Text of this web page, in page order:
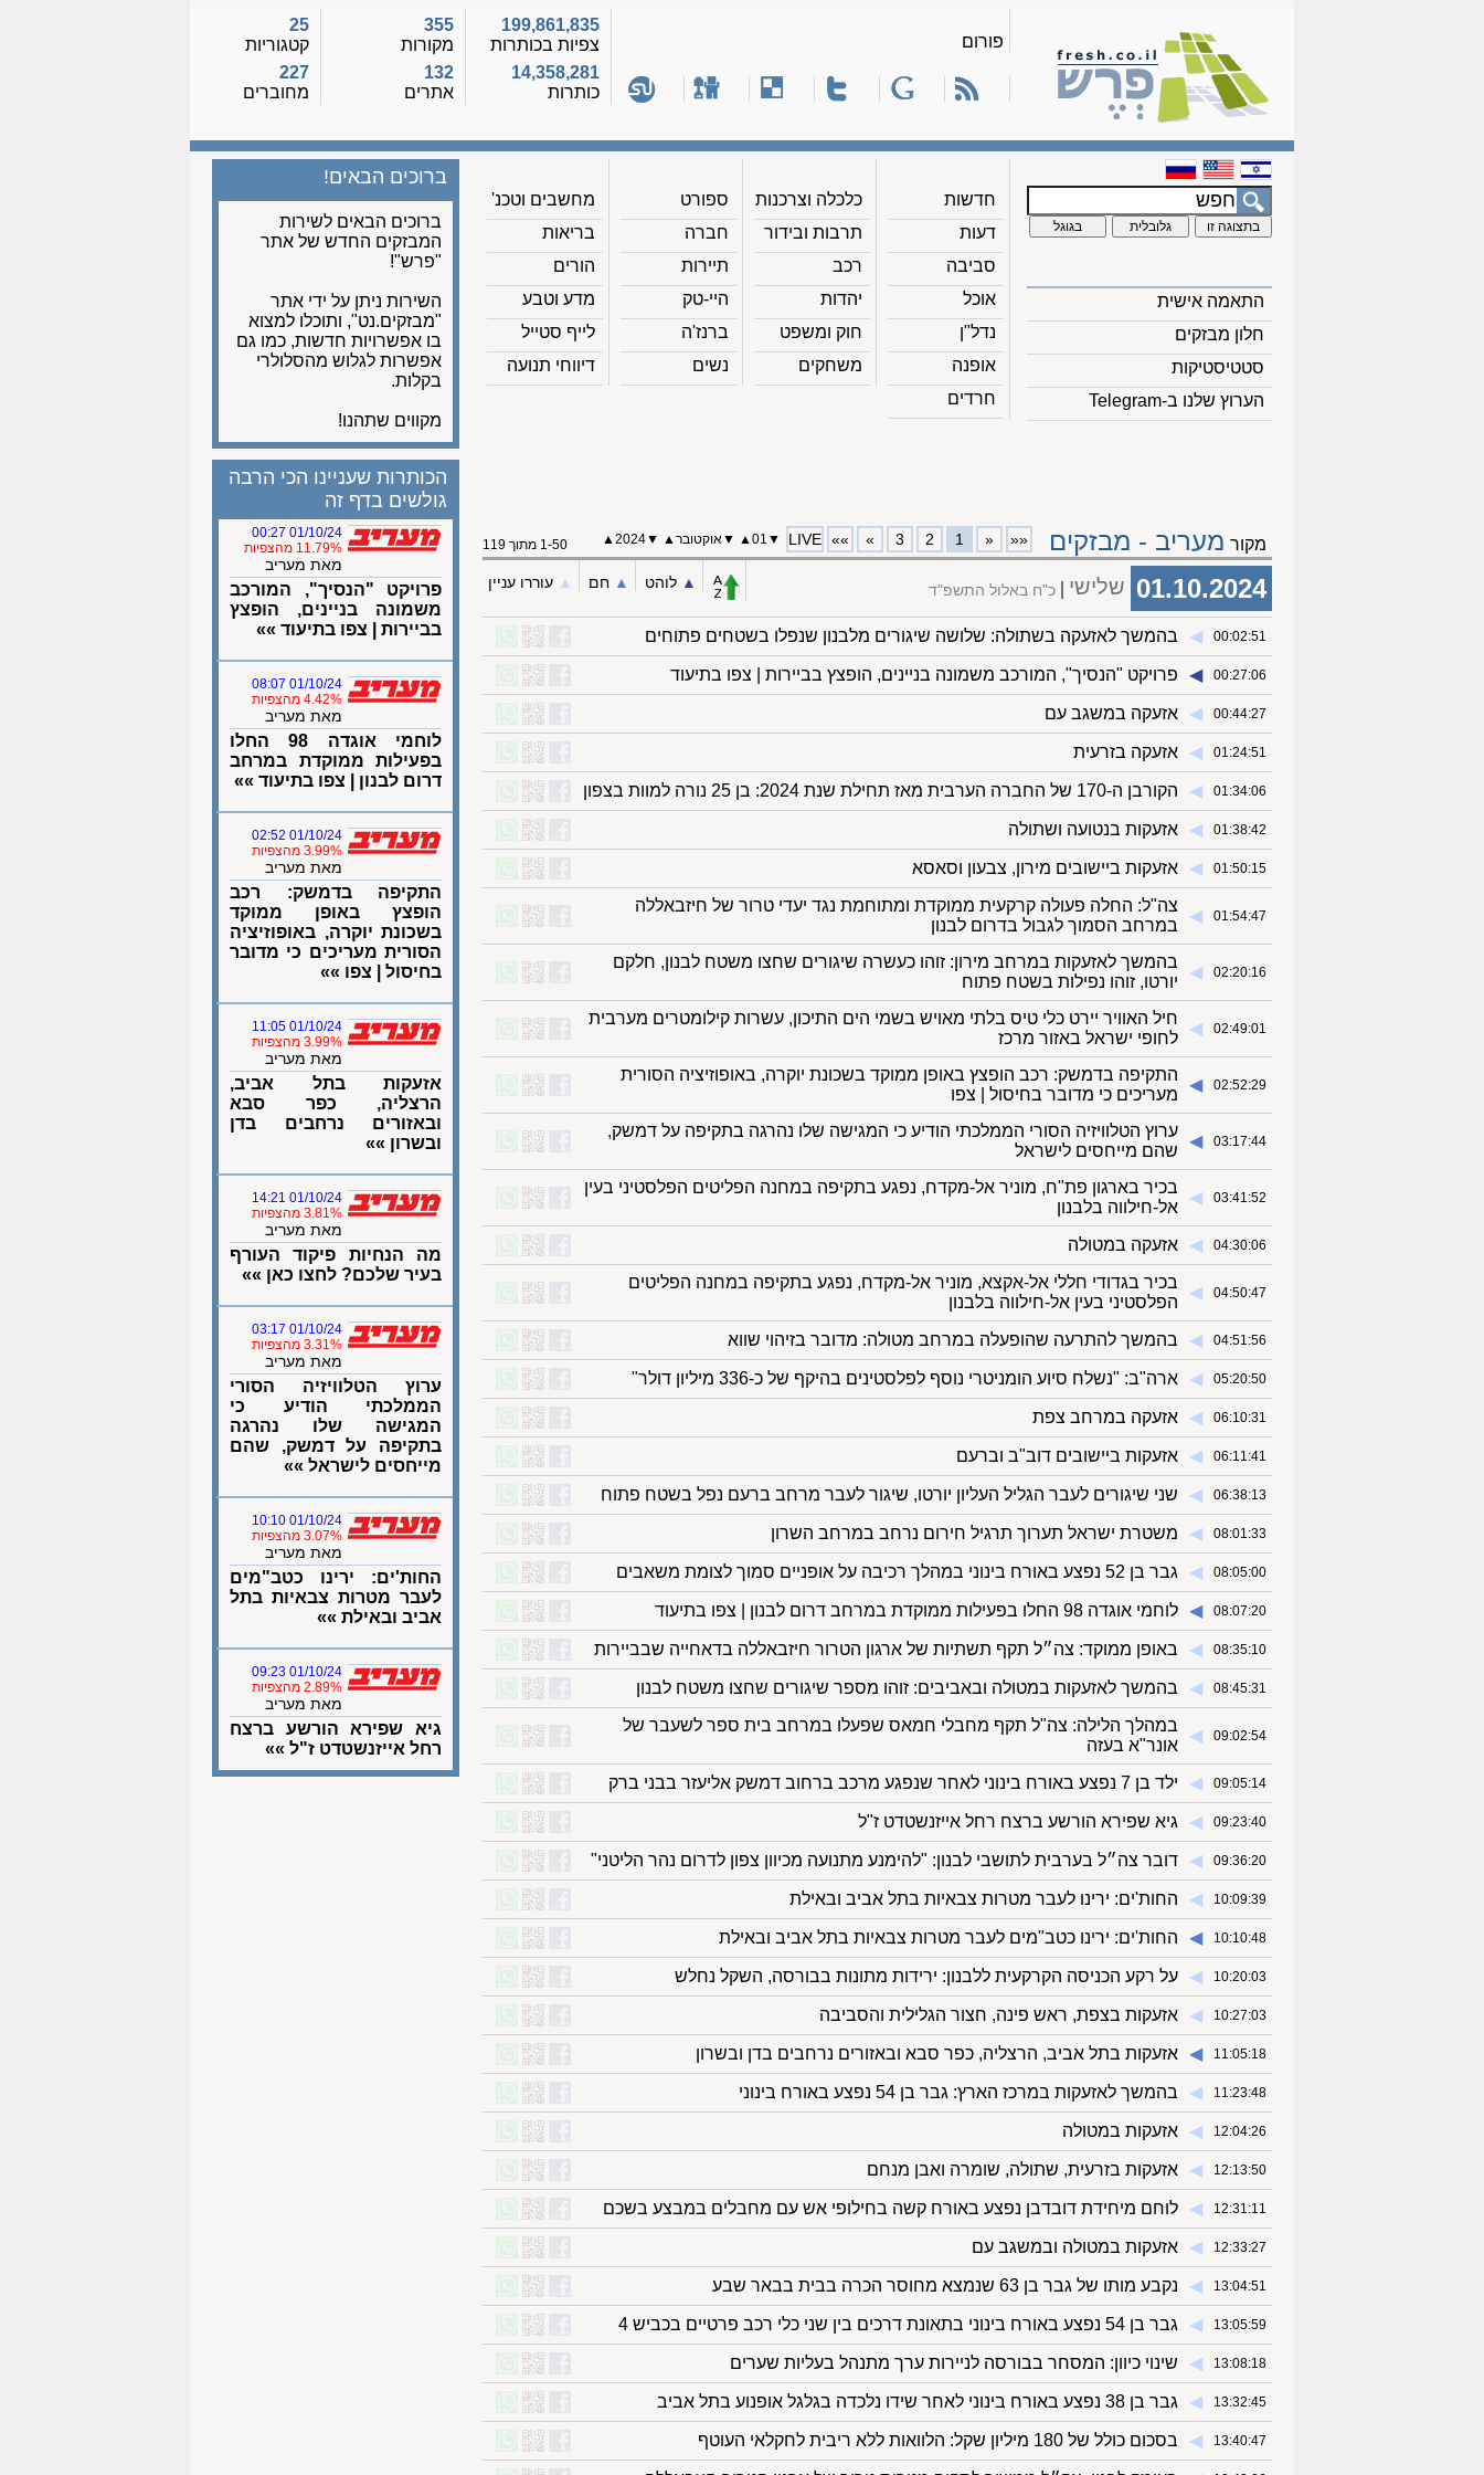
פורום
199,861,835
צפיות בכותרות
14,358,281
כותרות
355
מקורות
132
אתרים
25
קטגוריות
227
מחוברים
התאמה אישית
חלון מבזקים
סטטיסטיקות
הערוץ שלנו ב-Telegram
חדשות
דעות
סביבה
אוכל
נדל"ן
אופנה
חרדים
כלכלה וצרכנות
תרבות ובידור
רכב
יהדות
חוק ומשפט
משחקים
ספורט
חברה
תיירות
היי-טק
ברנז'ה
נשים
מחשבים וטכנ'
בריאות
הורים
מדע וטבע
לייף סטייל
דיווחי תנועה
ברוכים הבאים!
ברוכים הבאים לשירות
המבזקים החדש של אתר
"פרש"!
השירות ניתן על ידי אתר
"מבזקים.נט", ותוכלו למצוא
בו אפשרויות חדשות, כמו גם
אפשרות לגלוש מהסלולרי
בקלות.
מקווים שתהנו!
מקור מעריב - מבזקים ««
«
1
2
3
»
»»
LIVE
▼
01
▲
▼אוקטובר▲
▼
2024
▲ 1-50 מתוך 119
01.10.2024 שלישי כ"ח באלול התשפ"ד ▲︎ לוהט ▲︎ חם ▲︎ עוררו עניין
00:02:51
◀︎ בהמשך לאזעקה בשתולה: שלושה שיגורים מלבנון שנפלו בשטחים פתוחים
00:27:06
◀︎ פרויקט "הנסיך", המורכב משמונה בניינים, הופצץ בביירות | צפו בתיעוד
00:44:27
◀︎ אזעקה במשגב עם
01:24:51
◀︎ אזעקה בזרעית
01:34:06
◀︎ הקורבן ה-170 של החברה הערבית מאז תחילת שנת 2024: בן 25 נורה למוות בצפון
01:38:42
◀︎ אזעקות בנטועה ושתולה
01:50:15
◀︎ אזעקות ביישובים מירון, צבעון וסאסא
01:54:47
◀︎
צה"ל: החלה פעולה קרקעית ממוקדת ומתוחמת נגד יעדי טרור של חיזבאללה
במרחב הסמוך לגבול בדרום לבנון
02:20:16
◀︎
בהמשך לאזעקות במרחב מירון: זוהו כעשרה שיגורים שחצו משטח לבנון, חלקם
יורטו, זוהו נפילות בשטח פתוח
02:49:01
◀︎
חיל האוויר יירט כלי טיס בלתי מאויש בשמי הים התיכון, עשרות קילומטרים מערבית
לחופי ישראל באזור מרכז
02:52:29
◀︎
התקיפה בדמשק: רכב הופצץ באופן ממוקד בשכונת יוקרה, באופוזיציה הסורית
מעריכים כי מדובר בחיסול | צפו
03:17:44
◀︎
ערוץ הטלוויזיה הסורי הממלכתי הודיע כי המגישה שלו נהרגה בתקיפה על דמשק,
שהם מייחסים לישראל
03:41:52
◀︎
בכיר בארגון פת"ח, מוניר אל-מקדח, נפגע בתקיפה במחנה הפליטים הפלסטיני בעין
אל-חילווה בלבנון
04:30:06
◀︎ אזעקה במטולה
04:50:47
◀︎
בכיר בגדודי חללי אל-אקצא, מוניר אל-מקדח, נפגע בתקיפה במחנה הפליטים
הפלסטיני בעין אל-חילווה בלבנון
04:51:56
◀︎ בהמשך להתרעה שהופעלה במרחב מטולה: מדובר בזיהוי שווא
05:20:50
◀︎ ארה"ב: "נשלח סיוע הומניטרי נוסף לפלסטינים בהיקף של כ-336 מיליון דולר"
06:10:31
◀︎ אזעקה במרחב צפת
06:11:41
◀︎ אזעקות ביישובים דוב"ב וברעם
06:38:13
◀︎ שני שיגורים לעבר הגליל העליון יורטו, שיגור לעבר מרחב ברעם נפל בשטח פתוח
08:01:33
◀︎ משטרת ישראל תערוך תרגיל חירום נרחב במרחב השרון
08:05:00
◀︎ גבר בן 52 נפצע באורח בינוני במהלך רכיבה על אופניים סמוך לצומת משאבים
08:07:20
◀︎ לוחמי אוגדה 98 החלו בפעילות ממוקדת במרחב דרום לבנון | צפו בתיעוד
08:35:10
◀︎ באופן ממוקד: צה״ל תקף תשתיות של ארגון הטרור חיזבאללה בדאחייה שבביירות
08:45:31
◀︎ בהמשך לאזעקות במטולה ובאביבים: זוהו מספר שיגורים שחצו משטח לבנון
09:02:54
◀︎
במהלך הלילה: צה"ל תקף מחבלי חמאס שפעלו במרחב בית ספר לשעבר של
אונר"א בעזה
09:05:14
◀︎ ילד בן 7 נפצע באורח בינוני לאחר שנפגע מרכב ברחוב דמשק אליעזר בבני ברק
09:23:40
◀︎ גיא שפירא הורשע ברצח רחל אייזנשטדט ז"ל
09:36:20
◀︎ דובר צה״ל בערבית לתושבי לבנון: "להימנע מתנועה מכיוון צפון לדרום נהר הליטני"
10:09:39
◀︎ החות'ים: ירינו לעבר מטרות צבאיות בתל אביב ובאילת
10:10:48
◀︎ החות'ים: ירינו כטב"מים לעבר מטרות צבאיות בתל אביב ובאילת
10:20:03
◀︎ על רקע הכניסה הקרקעית ללבנון: ירידות מתונות בבורסה, השקל נחלש
10:27:03
◀︎ אזעקות בצפת, ראש פינה, חצור הגלילית והסביבה
11:05:18
◀︎ אזעקות בתל אביב, הרצליה, כפר סבא ובאזורים נרחבים בדן ובשרון
11:23:48
◀︎ בהמשך לאזעקות במרכז הארץ: גבר בן 54 נפצע באורח בינוני
12:04:26
◀︎ אזעקות במטולה
12:13:50
◀︎ אזעקות בזרעית, שתולה, שומרה ואבן מנחם
12:31:11
◀︎ לוחם מיחידת דובדבן נפצע באורח קשה בחילופי אש עם מחבלים במבצע בשכם
12:33:27
◀︎ אזעקות במטולה ובמשגב עם
13:04:51
◀︎ נקבע מותו של גבר בן 63 שנמצא מחוסר הכרה בבית בבאר שבע
13:05:59
◀︎ גבר בן 54 נפצע באורח בינוני בתאונת דרכים בין שני כלי רכב פרטיים בכביש 4
13:08:18
◀︎ שינוי כיוון: המסחר בבורסה לניירות ערך מתנהל בעליות שערים
13:32:45
◀︎ גבר בן 38 נפצע באורח בינוני לאחר שידו נלכדה בגלגל אופנוע בתל אביב
13:40:47
◀︎ בסכום כולל של 180 מיליון שקל: הלוואות ללא ריבית לחקלאי העוטף‎
הכותרות שעניינו הכי הרבה
גולשים בדף זה
01/10/24 00:27
11.79% מהצפיות
מאת מעריב
פרויקט "הנסיך", המורכב
משמונה בניינים, הופצץ
בביירות | צפו בתיעוד »»
01/10/24 08:07
4.42% מהצפיות
מאת מעריב
לוחמי אוגדה 98 החלו
בפעילות ממוקדת במרחב
דרום לבנון | צפו בתיעוד »»
01/10/24 02:52
3.99% מהצפיות
מאת מעריב
התקיפה בדמשק: רכב
הופצץ באופן ממוקד
בשכונת יוקרה, באופוזיציה
הסורית מעריכים כי מדובר
בחיסול | צפו »»
01/10/24 11:05
3.99% מהצפיות
מאת מעריב
אזעקות בתל אביב,
הרצליה, כפר סבא
ובאזורים נרחבים בדן
ובשרון »»
01/10/24 14:21
3.81% מהצפיות
מאת מעריב
מה הנחיות פיקוד העורף
בעיר שלכם? לחצו כאן »»
01/10/24 03:17
3.31% מהצפיות
מאת מעריב
ערוץ הטלוויזיה הסורי
הממלכתי הודיע כי
המגישה שלו נהרגה
בתקיפה על דמשק, שהם
מייחסים לישראל »»
01/10/24 10:10
3.07% מהצפיות
מאת מעריב
החות'ים: ירינו כטב"מים
לעבר מטרות צבאיות בתל
אביב ובאילת »»
01/10/24 09:23
2.89% מהצפיות
מאת מעריב
גיא שפירא הורשע ברצח
רחל אייזנשטדט ז"ל »»